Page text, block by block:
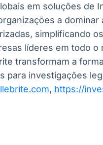
em soluções de
a
simplificando
líderes em todo
transformam a
para investigações
, https://